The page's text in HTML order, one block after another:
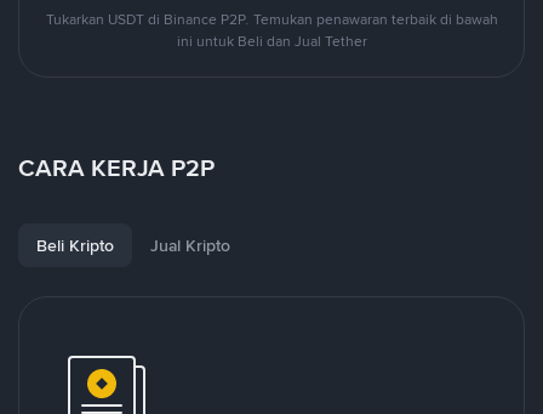
Tukarkan USDT di Binance P2P. Temukan penawaran terbaik di bawah
ini untuk Beli dan Jual Tether
CARA KERJA P2P
Beli Kripto Jual Kripto